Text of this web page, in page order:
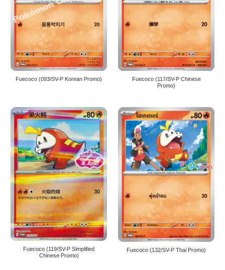
Fuecoco (093/SV-P Korean Promo)
Fuecoco (117/SV-P Chinese
Promo)
Fuecoco (119/SV-P Simplified
Chinese Promo)
Fuecoco (132/SV-P Thai Promo)